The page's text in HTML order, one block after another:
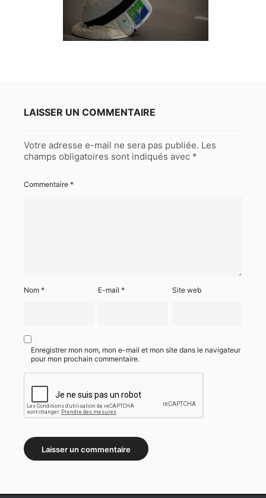
LAISSER UN COMMENTAIRE
Votre adresse e-mail ne sera pas publiée. Les
champs obligatoires sont indiqués avec *
Commentaire *
Nom * E-mail* Site web
Enregistrer mon nom, mon e-mail et mon site dans le navigateur
pour mon prochain commentaire.